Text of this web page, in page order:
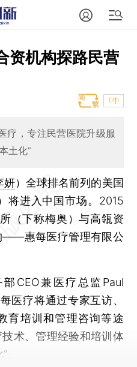
资机构探路民营
T中
疗，专注民营医院升级服
土化”
妍） 全球排名前列的美国
将进入中国市场。2015
（下称梅奥）与高瓴资
——惠每医疗管理有限公
兼医疗总监Paul
医疗将通过专家互访、
育培训和管理咨询等途
术、管理经验和培训体